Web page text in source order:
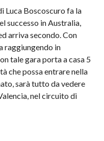
Luca Boscoscuro fa la
successo in Australia,
arriva secondo. Con
raggiungendo in
tale gara porta a casa 5
che possa entrare nella
sarà tutto da vedere
nel circuito di